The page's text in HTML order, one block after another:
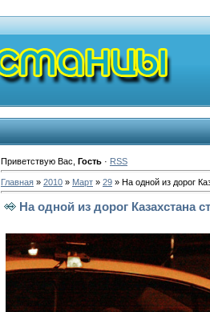
Приветствую Вас Гость· RSS
Главная» 2010 » Март » 29» На одной из дорог
На одной из дорог Казахстана